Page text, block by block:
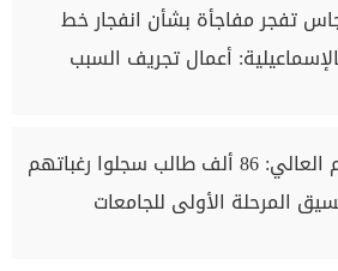
تفجر مفاجأة بشأن انفجار خط
أعمال تجريف السبب
التعليم العالي: 86 ألف طالب سجلوا رغباتهم
المرحلة الأولى للجامعات